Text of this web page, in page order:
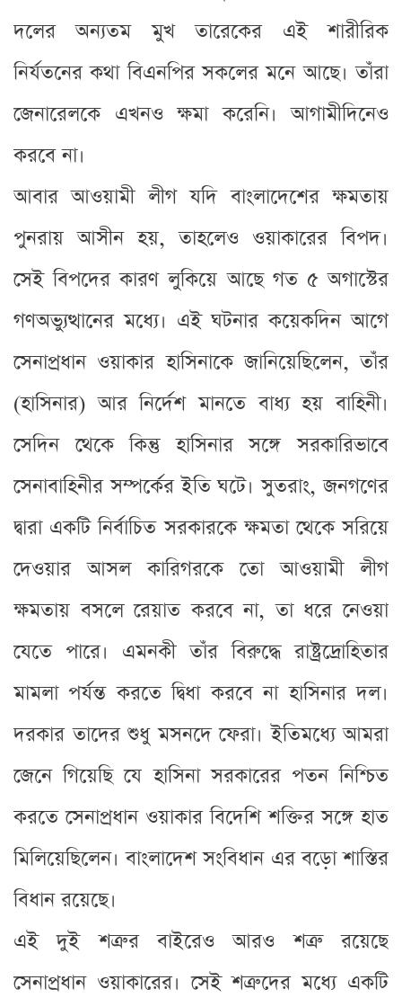
দলের অন্যতম মুখ তারেকের এই শারীরিক
নির্যতনের কথা বিএনপির সকলের মনে আছে। তাঁরা
জেনারেলকে এখনও ক্ষমা করেনি। আগামীদিনেও
করবে না।
আবার আওয়ামী লীগ যদি বাংলাদেশের ক্ষমতায়
পুনরায় আসীন হয়, তাহলেও ওয়াকারের বিপদ।
সেই বিপদের কারণ লুকিয়ে আছে গত ৫ অগাস্টের
গণঅভ্যুত্থানের মধ্যে। এই ঘটনার কয়েকদিন আগে
সেনাপ্রধান ওয়াকার হাসিনাকে জানিয়েছিলেন, তাঁর
(হাসিনার) আর নির্দেশ মানতে বাধ্য হয় বাহিনী।
সেদিন থেকে কিন্তু হাসিনার সঙ্গে সরকারিভাবে
সেনাবাহিনীর সম্পর্কের ইতি ঘটে। সুতরাং, জনগণের
দ্বারা একটি নির্বাচিত সরকারকে ক্ষমতা থেকে সরিয়ে
দেওয়ার আসল কারিগরকে তো আওয়ামী লীগ
ক্ষমতায় বসলে রেয়াত করবে না, তা ধরে নেওয়া
যেতে পারে। এমনকী তাঁর বিরুদ্ধে রাষ্ট্রদ্রোহিতার
মামলা পর্যন্ত করতে দ্বিধা করবে না হাসিনার দল।
দরকার তাদের শুধু মসনদে ফেরা। ইতিমধ্যে আমরা
জেনে গিয়েছি যে হাসিনা সরকারের পতন নিশ্চিত
করতে সেনাপ্রধান ওয়াকার বিদেশি শক্তির সঙ্গে হাত
মিলিয়েছিলেন। বাংলাদেশ সংবিধান এর বড়ো শাস্তির
বিধান রয়েছে।
এই দুই শত্রুর বাইরেও আরও শত্রু রয়েছে
সেনাপ্রধান ওয়াকারের। সেই শত্রুদের মধ্যে একটি